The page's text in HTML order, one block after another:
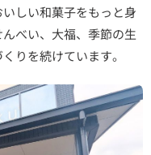
しい和菓子をもっと身
べい、大福、季節の生
りを続けています。